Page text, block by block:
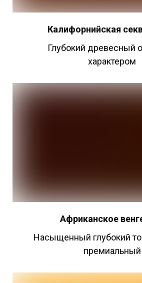
Калифорнийская
Глубокий древесный
характером
Африканское
Насыщенный глубокий
премиальный